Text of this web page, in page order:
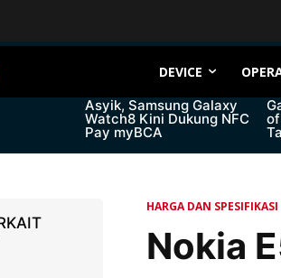
DEVICE
Asyik, Samsung Galaxy
Watch8 Kini Dukung NFC
Pay myBCA
HARGA DAN SPESIFIKASI
Nokia